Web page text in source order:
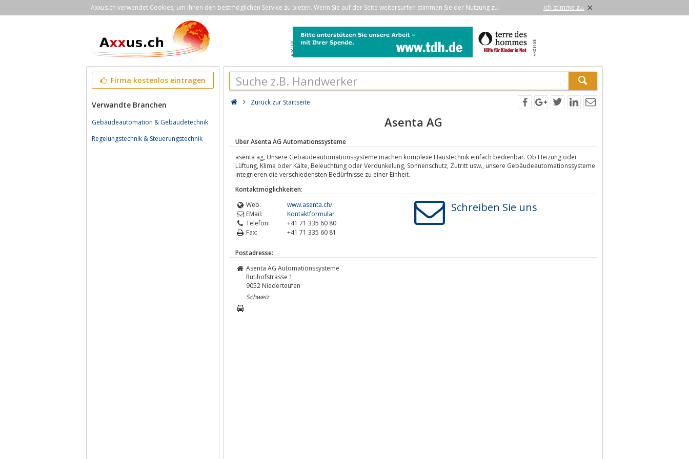
Axxus.ch verwendet Cookies, um Ihnen den bestmöglichen Service zu bieten. Wenn Sie auf der Seite weitersurfen stimmen Sie der Nutzung zu. Ich stimme zu. ×
Firma kostenlos eintragen
Verwandte Branchen
Gebäudeautomation & Gebäudetechnik
Regelungstechnik & Steuerungstechnik
Zurück zur Startseite
Asenta AG
Über Asenta AG Automationssysteme
asenta ag, Unsere Gebäudeautomationssysteme machen komplexe Haustechnik einfach bedienbar. Ob Heizung oder
Lüftung, Klima oder Kälte, Beleuchtung oder Verdunkelung, Sonnenschutz, Zutritt usw., unsere Gebäudeautomationssysteme
integrieren die verschiedensten Bedürfnisse zu einer Einheit.
Kontaktmöglichkeiten:
Web:
www.asenta.ch/
EMail:
Kontaktformular
Telefon:
+41 71 335 60 80
Fax:
+41 71 335 60 81
Schreiben Sie uns
Postadresse:
Asenta AG Automationssysteme
Rütihofstrasse 1
9052 Niederteufen
Schweiz